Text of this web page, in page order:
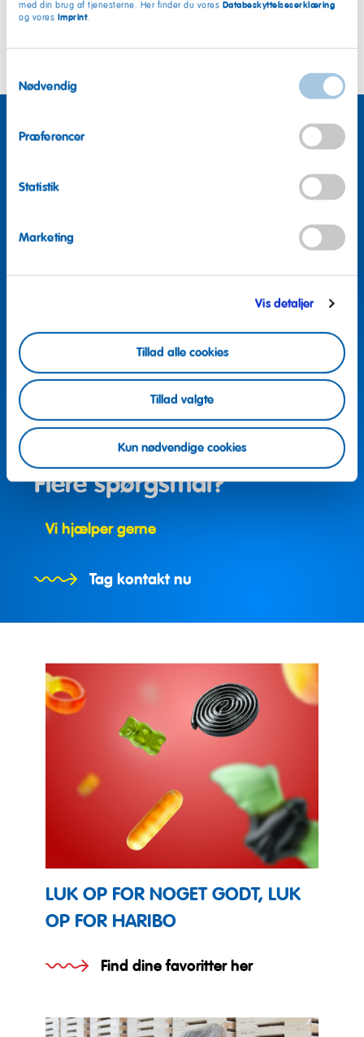
med din brug af tjenesterne. Her finder du vores Databeskyttelseserklæring
og vores Imprint.
Nødvendig
Præferencer
Statistik
Marketing
Vis detaljer
Tillad alle cookies
Tillad valgte
Kun nødvendige cookies
Flere spørgsmål?
Vi hjælper gerne
Tag kontakt nu
LUK OP FOR NOGET GODT, LUK
OP FOR HARIBO
Find dine favoritter her